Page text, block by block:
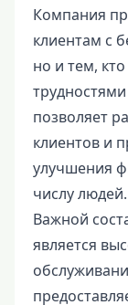
Компания
клиентам с
но и тем,
позволяет
клиентов и
улучшения
числу людей.
Важной
является